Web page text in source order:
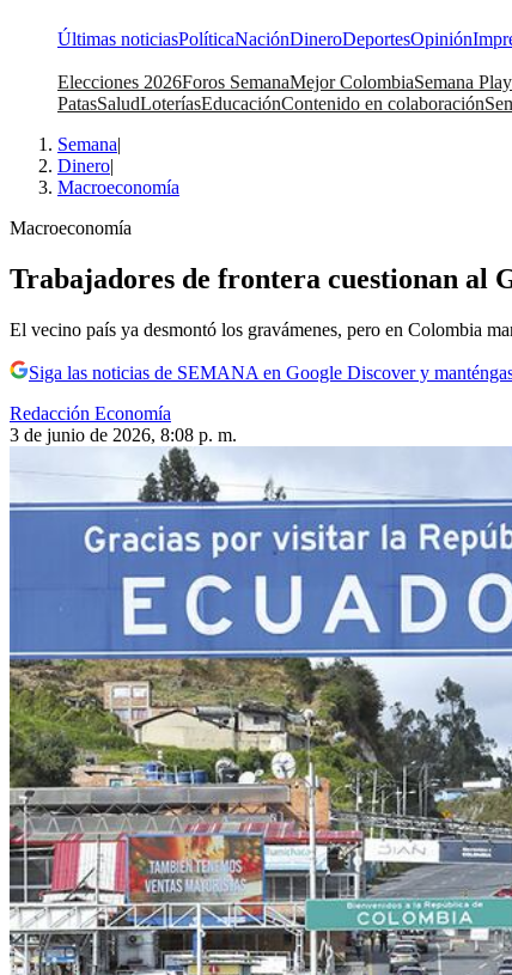
Últimas noticiasPolíticaNaciónDineroDeportesOpinión
Elecciones 2026Foros SemanaMejor ColombiaSemana Play
PatasSaludLoteríasEducaciónContenido en colaboración
Semana|
Dinero|
Macroeconomía
Macroeconomía
Trabajadores de frontera cuestionan al
El vecino país ya desmontó los gravámenes, pero en Colombia
Siga las noticias de SEMANA en Google Discover y
Redacción Economía
3 de junio de 2026, 8:08 p. m.